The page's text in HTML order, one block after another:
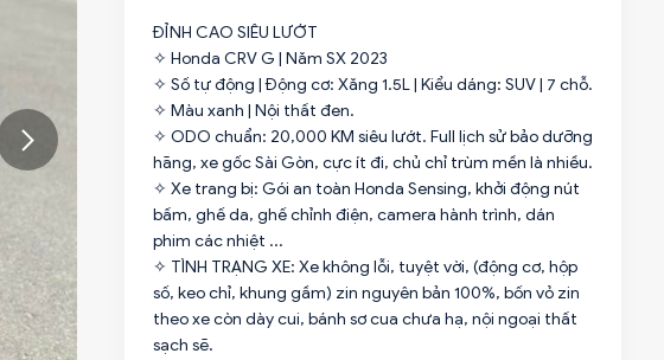
ĐỈNH CAO SIÊU LƯỚT
✧ Honda CRV G | Năm SX 2023
✧ Số tự động | Động cơ: Xăng 1.5L | Kiểu dáng: SUV | 7 chỗ.
✧ Màu xanh | Nội thất đen.
✧ ODO chuẩn: 20,000 KM siêu lướt. Full lịch sử bảo dưỡng
hãng, xe gốc Sài Gòn, cực ít đi, chủ chỉ trùm mền là nhiều.
✧ Xe trang bị: Gói an toàn Honda Sensing, khởi động nút
bấm, ghế da, ghế chỉnh điện, camera hành trình, dán
phim các nhiệt ...
✧ TÌNH TRẠNG XE: Xe không lỗi, tuyệt vời, (động cơ, hộp
số, keo chỉ, khung gầm) zin nguyên bản 100%, bốn vỏ zin
theo xe còn dày cui, bánh sơ cua chưa hạ, nội ngoại thất
sạch sẽ.